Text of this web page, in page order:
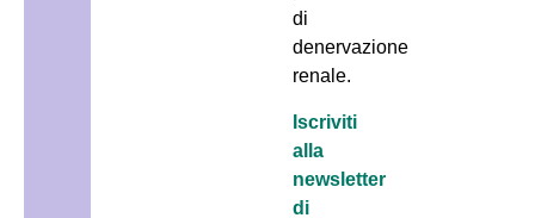
di
denervazione
renale.
Iscriviti
alla
newsletter
di